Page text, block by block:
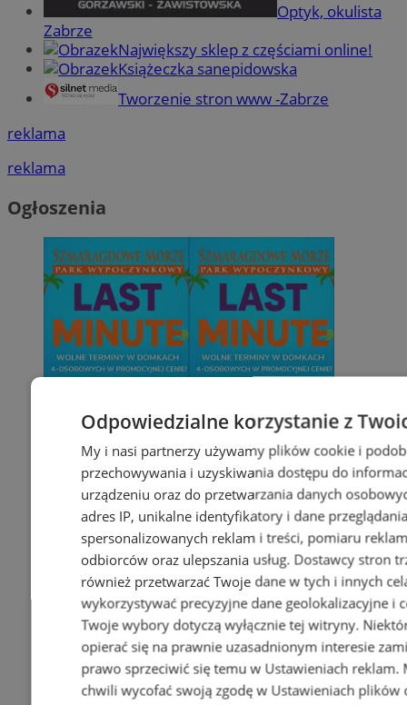
Optyk, okulista
Zabrze
Największy sklep z częściami online!
Książeczka sanepidowska
Tworzenie stron www -Zabrze
reklama
reklama
Ogłoszenia
Odpowiedzialne korzystanie z
My i nasi partnerzy używamy plików cookie i
przechowywania i uzyskiwania dostępu do
urządzeniu oraz do przetwarzania danych
adres IP, unikalne identyfikatory i dane
spersonalizowanych reklam i treści, pomiaru
odbiorców oraz ulepszania usług. Dostawcy stron
również przetwarzać Twoje dane w tych i innych
wykorzystywać precyzyjne dane geolokalizacyjne i
Twoje wybory dotyczą wyłącznie tej witryny.
opierać się na prawnie uzasadnionym interesie
prawo sprzeciwić się temu w Ustawieniach reklam.
chwili wycofać swoją zgodę w Ustawieniach plików